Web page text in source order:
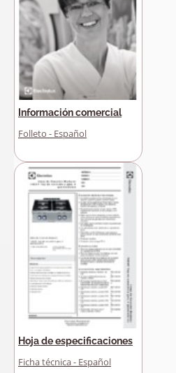
Información comercial
Folleto - Español
Hoja de especificaciones
Ficha técnica - Español